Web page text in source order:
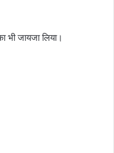
भी जायजा लिया।